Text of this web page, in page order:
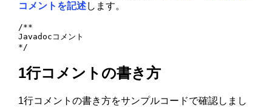
コメントを記述します。
/**
Javadocコメント
*/
1行コメントの書き方
1行コメントの書き方をサンプルコードで確認しまし